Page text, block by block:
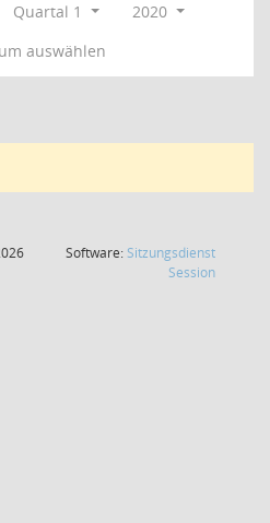
Quartal 1
2020
auswählen
Software: Sitzungsdienst
Session(Wird in